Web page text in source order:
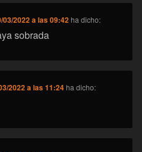
03/2022 a las 09:42 ha dicho:
sobrada
2022 a las 11:24 ha dicho: